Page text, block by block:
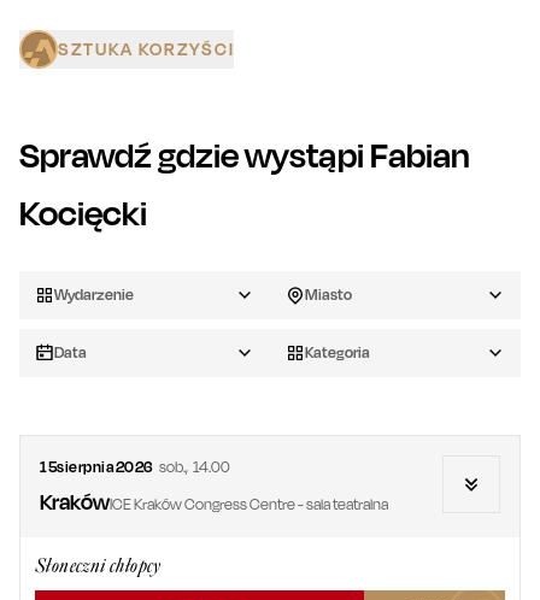
SZTUKA KORZYŚCI
Sprawdź gdzie wystąpi Fabian
Kocięcki
Wydarzenie Miasto
Data Kategoria
15sierpnia2026 sob., 14.00
KrakówICE Kraków Congress Centre - sala teatralna
Słoneczni chłopcy